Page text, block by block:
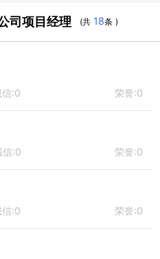
司项目经理 (共 18条 )
信:0 荣誉:0
信:0 荣誉:0
信:0 荣誉:0